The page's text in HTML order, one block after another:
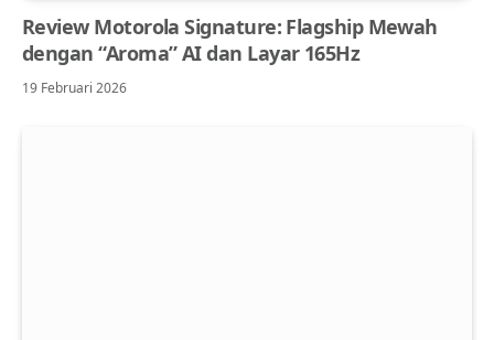
Review Motorola Signature: Flagship Mewah
dengan “Aroma” AI dan Layar 165Hz
19 Februari 2026